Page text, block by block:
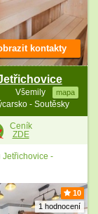
Všemily mapa
- Soutěsky
kontakty
Ceník
ZDE
Jetřichovice -
10
1 hodnocení